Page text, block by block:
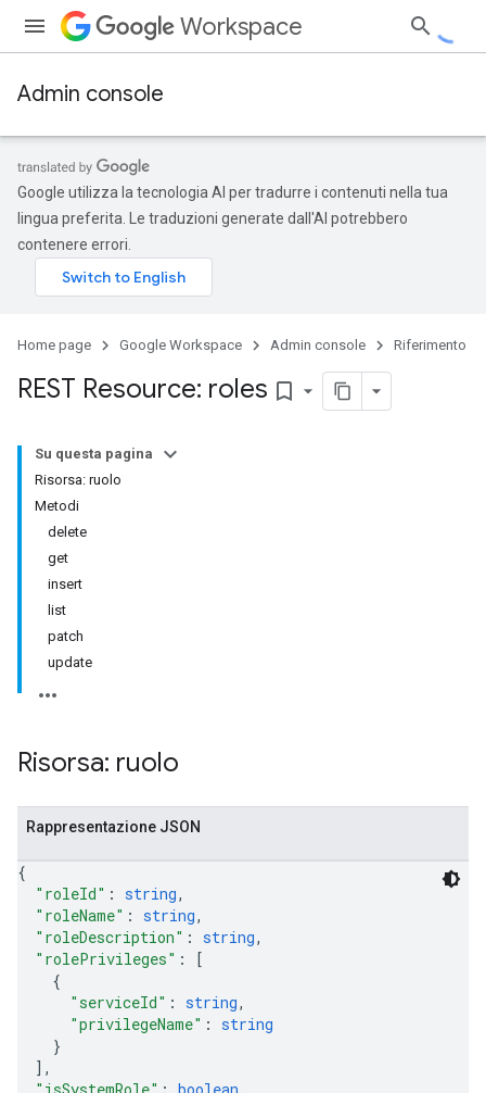
Workspace
Admin console
Google utilizza la tecnologia AI per tradurre i contenuti nella tua
lingua preferita. Le traduzioni generate dall'AI potrebbero
contenere errori.
Home page Google Workspace Admin console Riferimento
REST Resource: roles bookmark_border
Su questa pagina
Risorsa: ruolo
Metodi
delete
get
insert
list
patch
update
Risorsa: ruolo
Rappresentazione JSON
{
"roleId" : string,
"roleName" : string,
"roleDescription" : string,
"rolePrivileges" :
[
{
"serviceId" : string,
"privilegeName" : string
}
] ,